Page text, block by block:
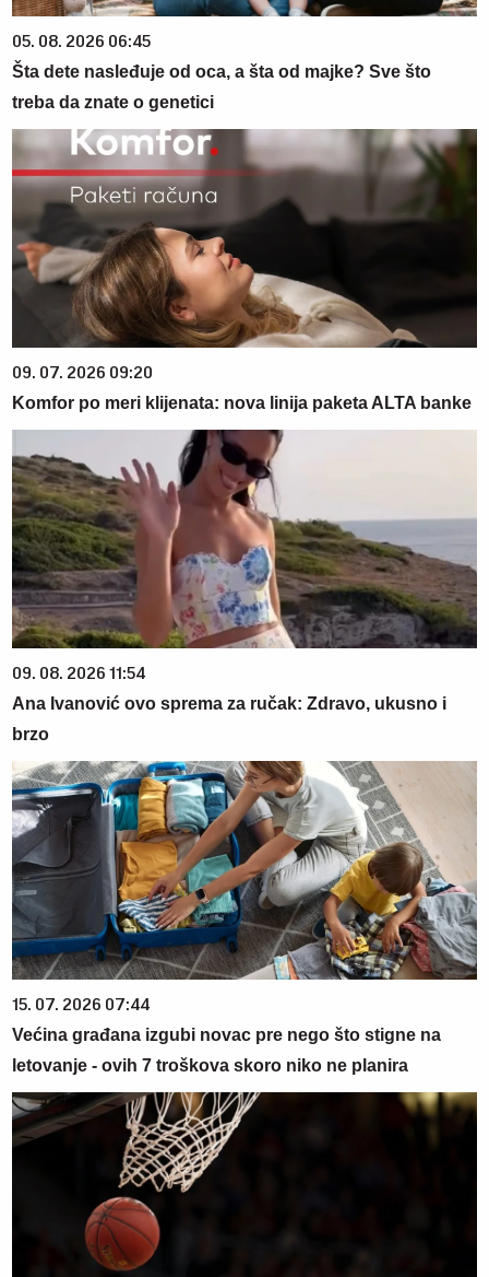
05. 08. 2026 06:45
Šta dete nasleđuje od oca, a šta od majke? Sve što
treba da znate o genetici
09. 07. 2026 09:20
Komfor po meri klijenata: nova linija paketa ALTA banke
09. 08. 2026 11:54
Ana Ivanović ovo sprema za ručak: Zdravo, ukusno i
brzo
15. 07. 2026 07:44
Većina građana izgubi novac pre nego što stigne na
letovanje - ovih 7 troškova skoro niko ne planira